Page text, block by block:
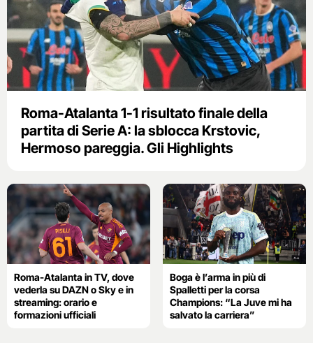
Roma-Atalanta 1-1 risultato finale della
partita di Serie A: la sblocca Krstovic,
Hermoso pareggia. Gli Highlights
Roma-Atalanta in TV, dove
vederla su DAZN o Sky e in
streaming: orario e
formazioni ufficiali
Boga è l’arma in più di
Spalletti per la corsa
Champions: “La Juve mi ha
salvato la carriera”